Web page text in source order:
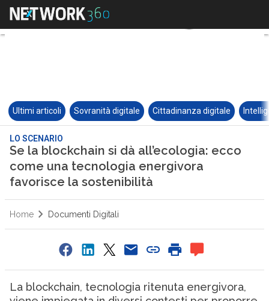
Ultimi articoli Sovranità digitale Cittadinanza digitale
LO SCENARIO
Se la blockchain si dà all’ecologia: ecco
come una tecnologia energivora
favorisce la sostenibilità
Home Documenti Digitali
La blockchain, tecnologia ritenuta energivora,